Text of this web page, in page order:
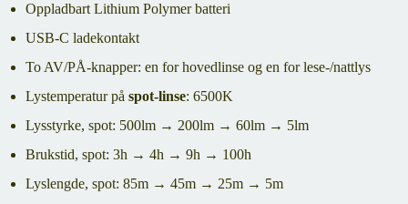
Oppladbart Lithium Polymer batteri
USB-C ladekontakt
To AV/PÅ-knapper: en for hovedlinse og en for lese-/nattlys
Lystemperatur på spot-linse: 6500K
Lysstyrke, spot: 500lm → 200lm → 60lm → 5lm
Brukstid, spot: 3h → 4h → 9h → 100h
Lyslengde, spot: 85m → 45m → 25m → 5m